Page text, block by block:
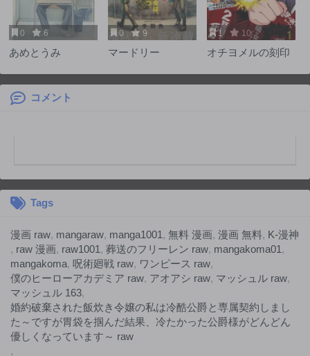
0 6
あめとうみ
0 9
マードリー
1 10
オチヨメルの刻印
コメント
Tags
漫画 raw, mangaraw, manga1001 , 無料 漫画, 漫画 無料, K-漫神
, raw 漫画, raw1001 , 葬送のフリーレン raw, mangakoma01 ,
mangakoma, 呪術廻戦 raw, ワンピース raw,
僕のヒーローアカデミア raw, アオアシ raw, マッシュル raw,
マッシュル 163,
婚約破棄された飯炊き令嬢の私は冷酷公爵と専属契約しまし
た～ですが胃袋を掴んだ結果、冷たかった公爵様がどんどん
優しくなっています～ raw
,